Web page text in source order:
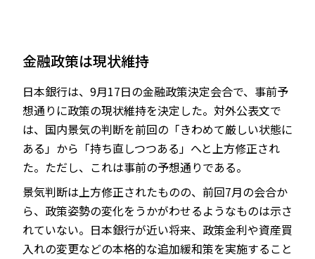
JP EN
金融政策は現状維持
日本銀行は、9月17日の金融政策決定会合で、事前予
想通りに政策の現状維持を決定した。対外公表文で
は、国内景気の判断を前回の「きわめて厳しい状態に
ある」から「持ち直しつつある」へと上方修正され
た。ただし、これは事前の予想通りである。
景気判断は上方修正されたものの、前回7月の会合か
ら、政策姿勢の変化をうかがわせるようなものは示さ
れていない。日本銀行が近い将来、政策金利や資産買
入れの変更などの本格的な追加緩和策を実施すること